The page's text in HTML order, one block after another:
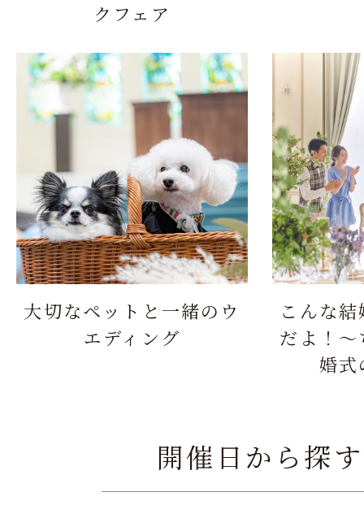
クフェア
大切なペットと一緒のウ
エディング
こんな
だよ！
婚
開催日から探す